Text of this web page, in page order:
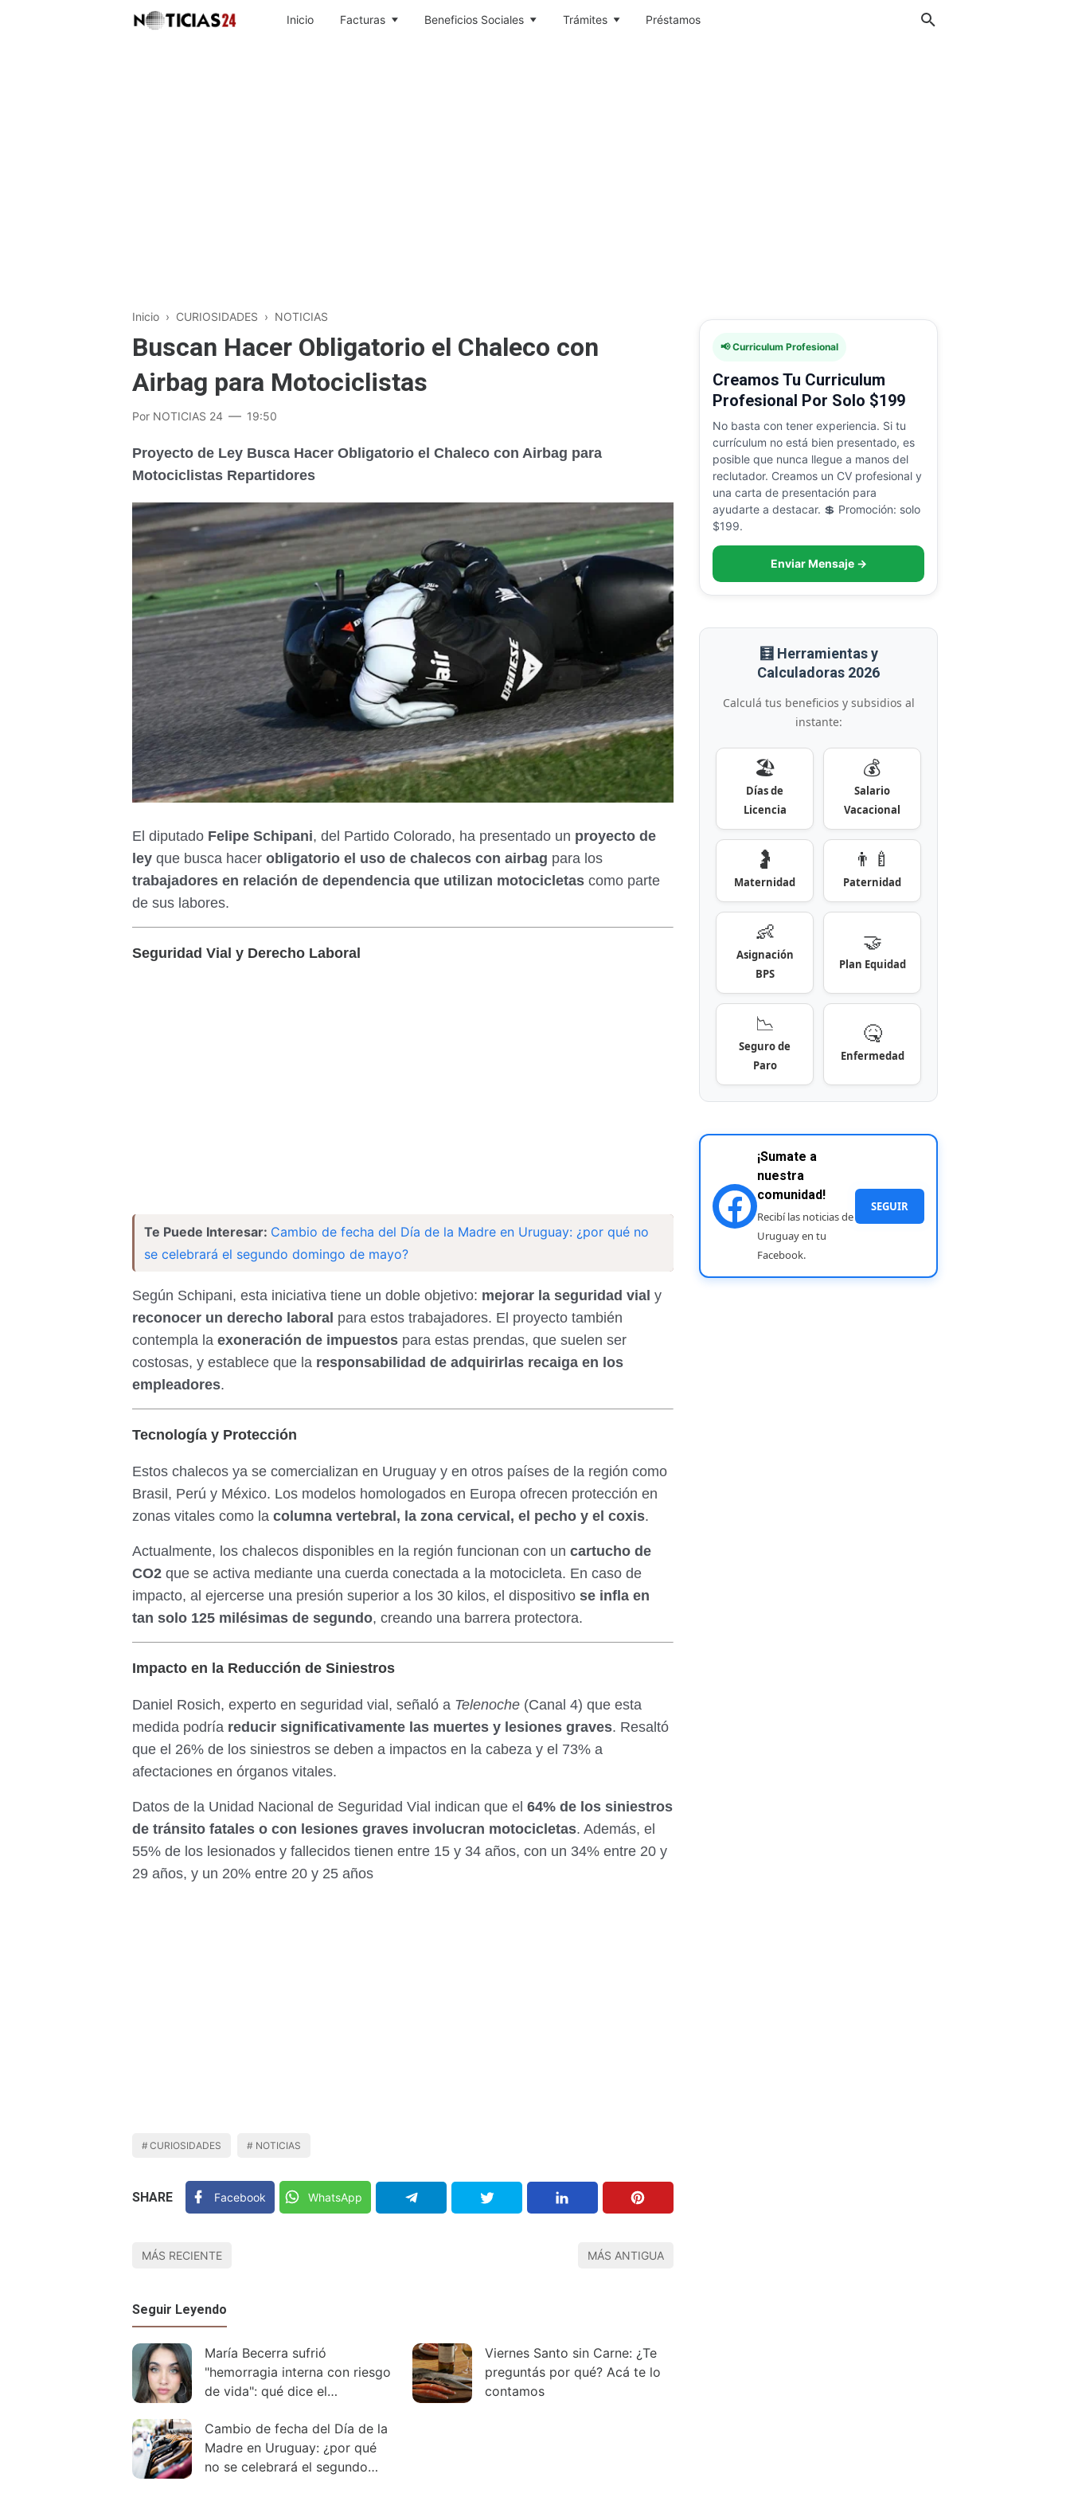
Inicio Facturas Beneficios Sociales Trámites Préstamos
Inicio › CURIOSIDADES › NOTICIAS
Buscan Hacer Obligatorio el Chaleco con
Airbag para Motociclistas
Por NOTICIAS 24 19:50
Proyecto de Ley Busca Hacer Obligatorio el Chaleco con Airbag para
Motociclistas Repartidores
El diputado Felipe Schipani, del Partido Colorado, ha presentado un proyecto de
ley que busca hacer obligatorio el uso de chalecos con airbag para los
trabajadores en relación de dependencia que utilizan motocicletas como parte
de sus labores.
Seguridad Vial y Derecho Laboral
Te Puede Interesar: Cambio de fecha del Día de la Madre en Uruguay: ¿por qué no
se celebrará el segundo domingo de mayo?
Según Schipani, esta iniciativa tiene un doble objetivo: mejorar la seguridad vial y
reconocer un derecho laboral para estos trabajadores. El proyecto también
contempla la exoneración de impuestos para estas prendas, que suelen ser
costosas, y establece que la responsabilidad de adquirirlas recaiga en los
empleadores.
Tecnología y Protección
Estos chalecos ya se comercializan en Uruguay y en otros países de la región como
Brasil, Perú y México. Los modelos homologados en Europa ofrecen protección en
zonas vitales como la columna vertebral, la zona cervical, el pecho y el coxis.
Actualmente, los chalecos disponibles en la región funcionan con un cartucho de
CO2 que se activa mediante una cuerda conectada a la motocicleta. En caso de
impacto, al ejercerse una presión superior a los 30 kilos, el dispositivo se infla en
tan solo 125 milésimas de segundo, creando una barrera protectora.
Impacto en la Reducción de Siniestros
Daniel Rosich, experto en seguridad vial, señaló a Telenoche (Canal 4) que esta
medida podría reducir significativamente las muertes y lesiones graves. Resaltó
que el 26% de los siniestros se deben a impactos en la cabeza y el 73% a
afectaciones en órganos vitales.
Datos de la Unidad Nacional de Seguridad Vial indican que el 64% de los siniestros
de tránsito fatales o con lesiones graves involucran motocicletas. Además, el
55% de los lesionados y fallecidos tienen entre 15 y 34 años, con un 34% entre 20 y
29 años, y un 20% entre 20 y 25 años
CURIOSIDADES NOTICIAS
SHARE Facebook WhatsApp
MÁS RECIENTE MÁS ANTIGUA
Seguir Leyendo
María Becerra sufrió
"hemorragia interna con riesgo
de vida": qué dice el
Viernes Santo sin Carne: ¿Te
preguntás por qué? Acá te lo
contamos
Cambio de fecha del Día de la
Madre en Uruguay: ¿por qué
no se celebrará el segundo
📢 Curriculum Profesional
Creamos Tu Curriculum
Profesional Por Solo $199
No basta con tener experiencia. Si tu
currículum no está bien presentado, es
posible que nunca llegue a manos del
reclutador. Creamos un CV profesional y
una carta de presentación para
ayudarte a destacar. 💲 Promoción: solo
$199.
Enviar Mensaje →
🧮 Herramientas y
Calculadoras 2026
Calculá tus beneficios y subsidios al
instante:
🏖️
Días de
Licencia
💰
Salario
Vacacional
🤰
Maternidad
👨‍🍼
Paternidad
👶
Asignación
BPS
🤝
Plan Equidad
📉
Seguro de
Paro
🤒
Enfermedad
¡Sumate a
nuestra
comunidad!
Recibí las noticias de
Uruguay en tu
Facebook.
SEGUIR